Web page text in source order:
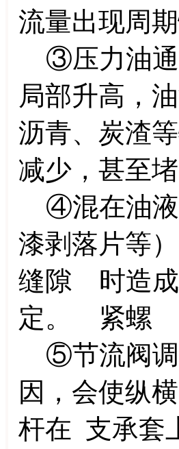
流量出现周
③压力油通
局部升高，
沥青、炭渣
减少，甚至堵
④混在油液
漆剥落片等
缝隙 时造成
定。 紧螺
⑤节流阀调
因，会使纵
杆在 支承套